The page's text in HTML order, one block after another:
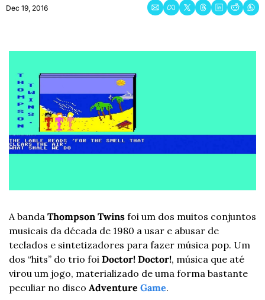
Dec 19, 2016
A banda Thompson Twins foi um dos muitos conjuntos
musicais da década de 1980 a usar e abusar de
teclados e sintetizadores para fazer música pop. Um
dos “hits” do trio foi Doctor! Doctor!, música que até
virou um jogo, materializado de uma forma bastante
peculiar no disco Adventure Game.